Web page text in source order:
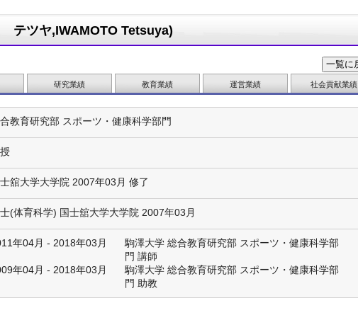
ツヤ,IWAMOTO Tetsuya)
研究業績 教育業績 運営業績 社会貢献業績
教育研究部 スポーツ・健康科学部門
舘大学大学院 2007年03月 修了
(体育科学) 国士舘大学大学院 2007年03月
年04月 - 2018年03月
駒澤大学 総合教育研究部 スポーツ・健康科学部
門 講師
年04月 - 2018年03月
駒澤大学 総合教育研究部 スポーツ・健康科学部
門 助教